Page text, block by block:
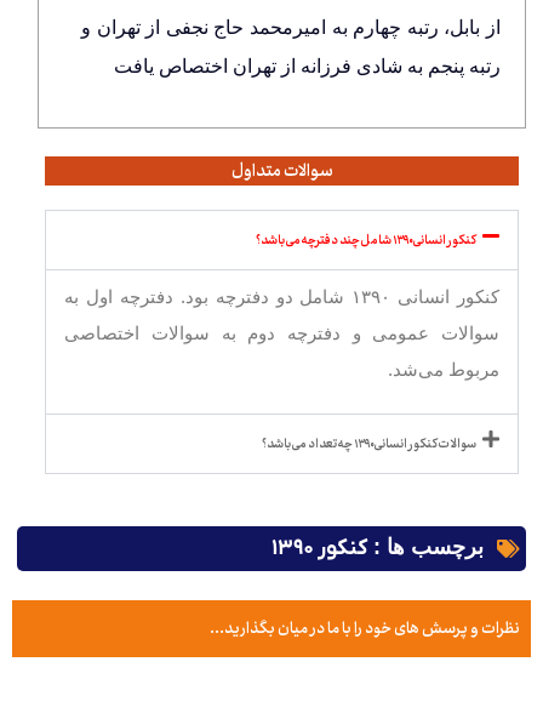
از بابل، رتبه چهارم به امیرمحمد حاج نجفی از تهران و
رتبه پنجم به شادی فرزانه از تهران اختصاص یافت
سوالات متداول
کنکور انسانی ۱۳۹۰ شامل چند دفترچه می باشد؟
کنکور انسانی ۱۳۹۰ شامل دو دفترچه بود. دفترچه اول به
سوالات عمومی و دفترچه دوم به سوالات اختصاصی
مربوط می‌شد.
سوالات کنکور انسانی ۱۳۹۰ چه تعداد می باشد؟
برچسب ها :کنکور ۱۳۹۰
نظرات و پرسش های خود را با ما در میان بگذارید...